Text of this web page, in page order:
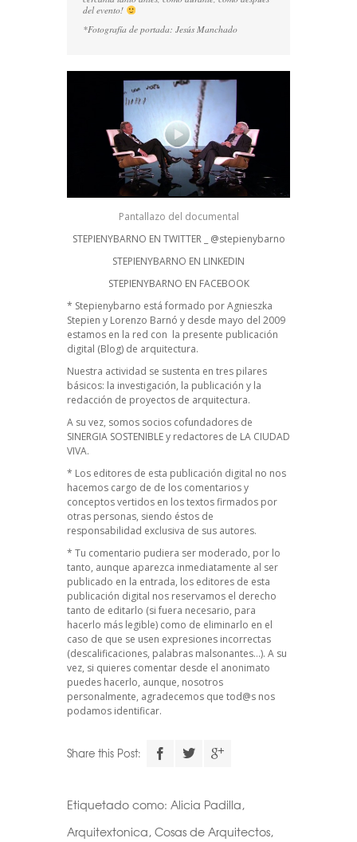
del evento!
*Fotografía de portada: Jesús Manchado
Pantallazo del documental
STEPIENYBARNO EN TWITTER _ @stepienybarno
STEPIENYBARNO EN LINKEDIN
STEPIENYBARNO EN FACEBOOK
* Stepienybarno está formado por Agnieszka
Stepien y Lorenzo Barnó y desde mayo del 2009
estamos en la red con la presente publicación
digital (Blog) de arquitectura.
Nuestra actividad se sustenta en tres pilares
básicos: la investigación, la publicación y la
redacción de proyectos de arquitectura.
A su vez, somos socios cofundadores de
SINERGIA SOSTENIBLEy redactores de LA CIUDAD
VIVA.
* Los editores de esta publicación digital no nos
hacemos cargo de de los comentarios y
conceptos vertidos en los textos firmados por
otras personas, siendo éstos de
responsabilidad exclusiva de sus autores.
* Tu comentario pudiera ser moderado, por lo
tanto, aunque aparezca inmediatamente al ser
publicado en la entrada, los editores de esta
publicación digital nos reservamos el derecho
tanto de editarlo (si fuera necesario, para
hacerlo más legible) como de eliminarlo en el
caso de que se usen expresiones incorrectas
(descalificaciones, palabras malsonantes…). A su
vez, si quieres comentar desde el anonimato
puedes hacerlo, aunque, nosotros
personalmente, agradecemos que tod@s nos
podamos identificar.
Descarga el
Realiza tu suscripción a
Share this Post:
Etiquetado como: Alicia Padilla,
Arquitextonica, Cosas de Arquitectos,